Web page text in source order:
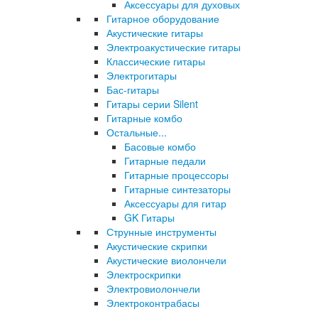
Аксессуары для духовых
Гитарное оборудование
Акустические гитары
Электроакустические гитары
Классические гитары
Электрогитары
Бас-гитары
Гитары серии Silent
Гитарные комбо
Остальные...
Басовые комбо
Гитарные педали
Гитарные процессоры
Гитарные синтезаторы
Аксессуары для гитар
GK Гитары
Струнные инструменты
Акустические скрипки
Акустические виолончели
Электроскрипки
Электровиолончели
Электроконтрабасы